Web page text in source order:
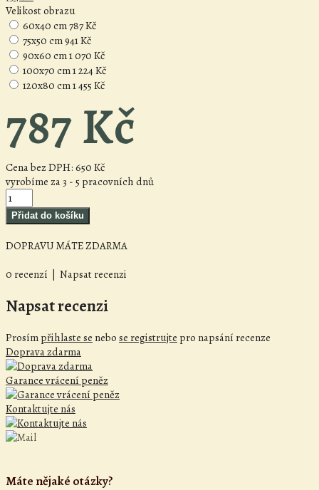
Velikost obrazu
60x40 cm787 Kč
75x50 cm941 Kč
90x60 cm1 070 Kč
100x70 cm1 224 Kč
120x80 cm1 455 Kč
787 Kč
Cena bez DPH: 650 Kč
vyrobíme za 3 - 5 pracovních dnů
DOPRAVU MÁTE ZDARMA
0 recenzí | Napsat recenzi
Napsat recenzi
Prosím přihlaste se nebo se registrujte pro napsání recenze
Doprava zdarma
Garance vrácení peněz
Kontaktujte nás
Máte nějaké otázky?